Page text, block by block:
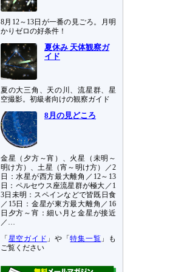
8月12～13日が一番の見ごろ。月明
かりゼロの好条件！
夏休み 天体観察ガ
イド
夏の大三角、天の川、流星群、星
空撮影。初級者向けの観察ガイド
8月の見どころ
金星（夕方～宵）、火星（未明～
明け方）、土星（宵～明け方）／2
日：水星が西方最大離角／12～13
日：ペルセウス座流星群が極大／1
3日未明：スペインなどで皆既日食
／15日：金星が東方最大離角／16
日夕方～宵：細い月と金星が接近
／…
「 星空ガイド 」や「特集一覧 」も
ご覧ください